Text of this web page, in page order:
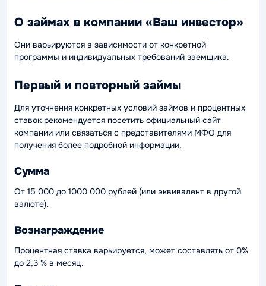
О займах в компании «Ваш инвестор»
Они варьируются в зависимости от конкретной
программы и индивидуальных требований заемщика.
Первый и повторный займы
Для уточнения конкретных условий займов и процентных
ставок рекомендуется посетить официальный сайт
компании или связаться с представителями МФО для
получения более подробной информации.
Сумма
От 15 000 до 1000 000 рублей (или эквивалент в другой
валюте).
Вознаграждение
Процентная ставка варьируется, может составлять от 0%
до 2,3 % в месяц.